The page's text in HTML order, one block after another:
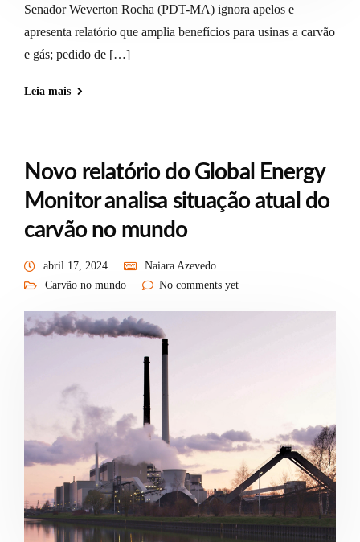
Senador Weverton Rocha (PDT-MA) ignora apelos e
apresenta relatório que amplia benefícios para usinas a carvão
e gás; pedido de […]
Leia mais
Novo relatório do Global Energy
Monitor analisa situação atual do
carvão no mundo
abril 17, 2024
Naiara Azevedo
Carvão no mundo
No comments yet